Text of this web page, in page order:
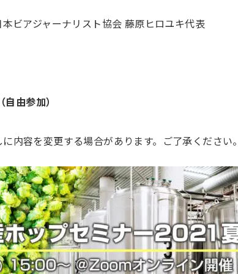
ビアジャーナリスト協会 藤原ヒロユキ代表
由参加）
内容を変更する場合があります。ご了承ください。